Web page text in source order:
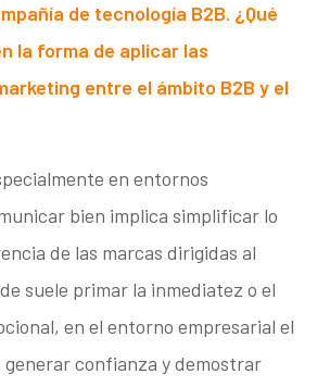
de tecnología B2B. ¿Qué
la forma de aplicar las
entre el ámbito B2B y el
en entornos
bien implica simplificar lo
de las marcas dirigidas al
suele primar la inmediatez o el
en el entorno empresarial el
generar confianza y demostrar